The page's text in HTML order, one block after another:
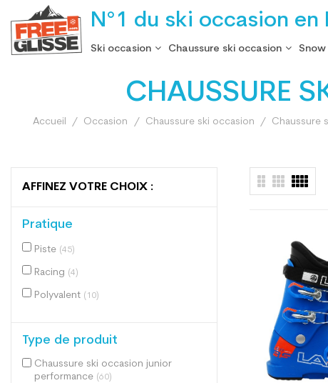
N°1 du ski occasion en
Ski occasion Chaussure ski occasion
CHAUSSURE
Accueil Occasion Chaussure ski occasion Chaussure
AFFINEZ VOTRE CHOIX :
Pratique
Piste (45)
Racing (4)
Polyvalent (10)
Type de produit
Chaussure ski occasion junior
performance (60)